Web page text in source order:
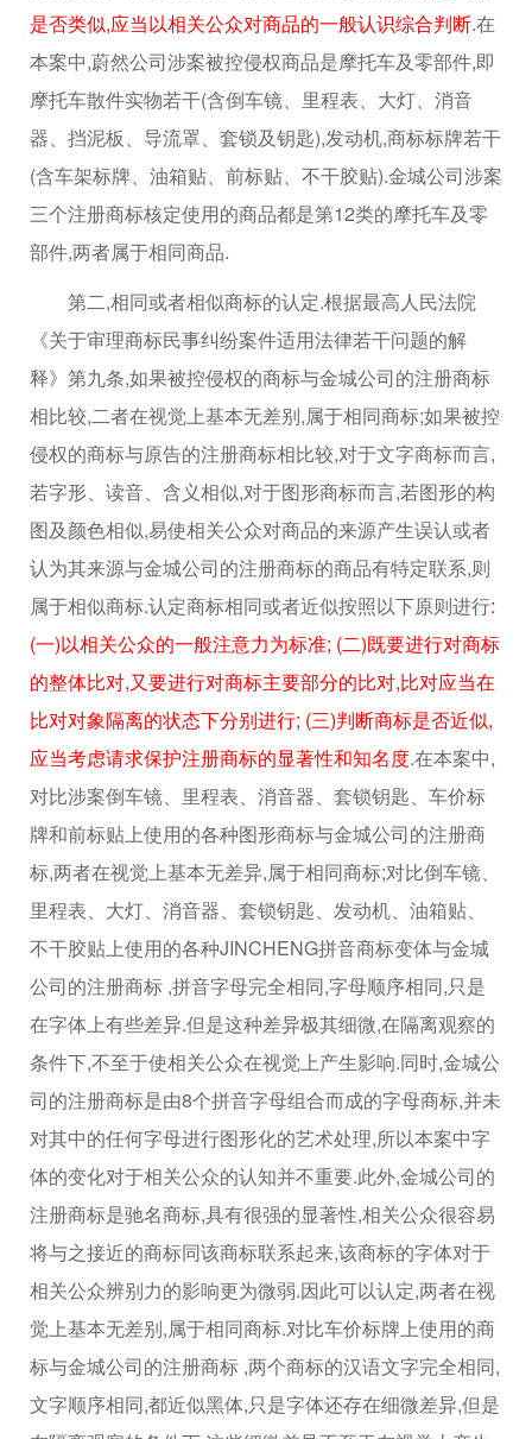
是否类似,应当以相关公众对商品的一般认识综合判断.在
本案中,蔚然公司涉案被控侵权商品是摩托车及零部件,即
摩托车散件实物若干(含倒车镜、里程表、大灯、消音
器、挡泥板、导流罩、套锁及钥匙),发动机,商标标牌若干
(含车架标牌、油箱贴、前标贴、不干胶贴).金城公司涉案
三个注册商标核定使用的商品都是第12类的摩托车及零
部件,两者属于相同商品.
第二,相同或者相似商标的认定.根据最高人民法院
《关于审理商标民事纠纷案件适用法律若干问题的解
释》第九条,如果被控侵权的商标与金城公司的注册商标
相比较,二者在视觉上基本无差别,属于相同商标;如果被控
侵权的商标与原告的注册商标相比较,对于文字商标而言,
若字形、读音、含义相似,对于图形商标而言,若图形的构
图及颜色相似,易使相关公众对商品的来源产生误认或者
认为其来源与金城公司的注册商标的商品有特定联系,则
属于相似商标.认定商标相同或者近似按照以下原则进行:
(一)以相关公众的一般注意力为标准; (二)既要进行对商标
的整体比对,又要进行对商标主要部分的比对,比对应当在
比对对象隔离的状态下分别进行; (三)判断商标是否近似,
应当考虑请求保护注册商标的显著性和知名度.在本案中,
对比涉案倒车镜、里程表、消音器、套锁钥匙、车价标
牌和前标贴上使用的各种图形商标与金城公司的注册商
标,两者在视觉上基本无差异,属于相同商标;对比倒车镜、
里程表、大灯、消音器、套锁钥匙、发动机、油箱贴、
不干胶贴上使用的各种JINCHENG拼音商标变体与金城
公司的注册商标 ,拼音字母完全相同,字母顺序相同,只是
在字体上有些差异.但是这种差异极其细微,在隔离观察的
条件下,不至于使相关公众在视觉上产生影响.同时,金城公
司的注册商标是由8个拼音字母组合而成的字母商标,并未
对其中的任何字母进行图形化的艺术处理,所以本案中字
体的变化对于相关公众的认知并不重要.此外,金城公司的
注册商标是驰名商标,具有很强的显著性,相关公众很容易
将与之接近的商标同该商标联系起来,该商标的字体对于
相关公众辨别力的影响更为微弱.因此可以认定,两者在视
觉上基本无差别,属于相同商标.对比车价标牌上使用的商
标与金城公司的注册商标 ,两个商标的汉语文字完全相同,
文字顺序相同,都近似黑体,只是字体还存在细微差异,但是